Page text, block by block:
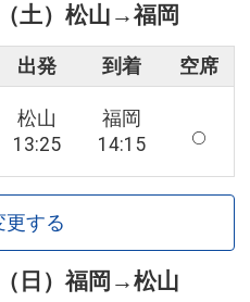
土） 松山 →福岡
出発 到着 空席
松山
13:25
福岡
14:15
更する
日）福岡 →松山